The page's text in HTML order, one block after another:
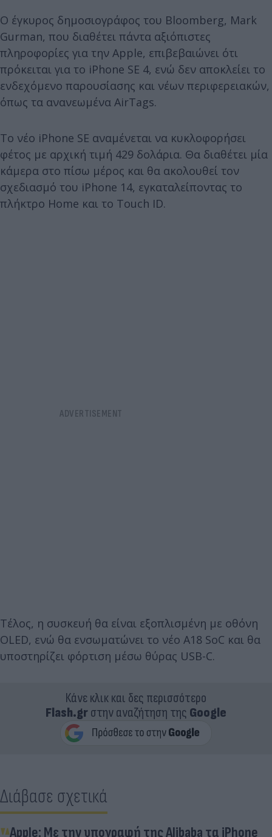
Ο έγκυρος δημοσιογράφος του Bloomberg, Mark
Gurman, που διαθέτει πάντα αξιόπιστες
πληροφορίες για την Apple, επιβεβαιώνει ότι
πρόκειται για το iPhone SE 4, ενώ δεν αποκλείει το
ενδεχόμενο παρουσίασης και νέων περιφερειακών,
όπως τα ανανεωμένα AirTags.
Το νέο iPhone SE αναμένεται να κυκλοφορήσει
φέτος με αρχική τιμή 429 δολάρια. Θα διαθέτει μία
κάμερα στο πίσω μέρος και θα ακολουθεί τον
σχεδιασμό του iPhone 14, εγκαταλείποντας το
πλήκτρο Home και το Touch ID.
Τέλος, η συσκευή θα είναι εξοπλισμένη με οθόνη
OLED, ενώ θα ενσωματώνει το νέο A18 SoC και θα
υποστηρίζει φόρτιση μέσω θύρας USB-C.
Κάνε κλικ και δες περισσότερο
Flash.grστην αναζήτηση της Google
Διάβασε σχετικά
Apple: Με την υπογραφή της Alibaba τα iPhone